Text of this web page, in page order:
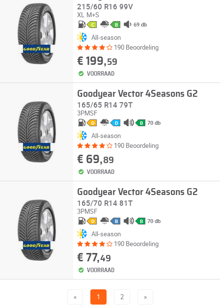
215/60 R16 99V
XL M+S
C B 69 db
All-season
190 Beoordeling
€ 199,59
VOORRAAD
Goodyear Vector 4Seasons G2
165/65 R14 79T
3PMSF
D D B 70 db
All-season
190 Beoordeling
€ 69,89
VOORRAAD
Goodyear Vector 4Seasons G2
165/70 R14 81T
3PMSF
D B B 70 db
All-season
190 Beoordeling
€ 77,49
VOORRAAD
« 1 2 »